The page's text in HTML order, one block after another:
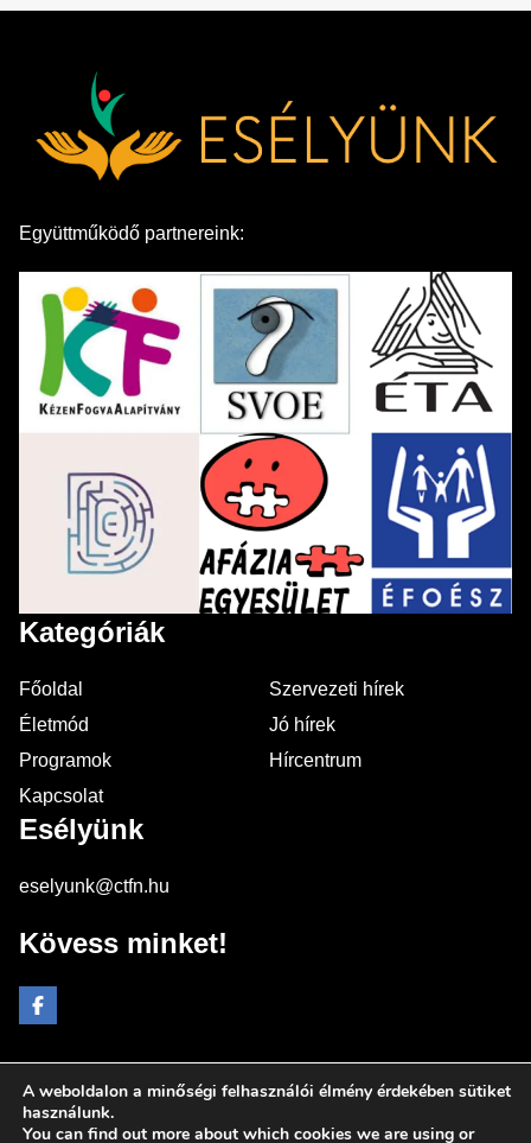
Együttműködő partnereink:
Kategóriák
Főoldal
Szervezeti hírek
Életmód
Jó hírek
Programok
Hírcentrum
Kapcsolat
Esélyünk
eselyunk@ctfn.hu
Kövess minket!
Copyright © 2024 eselyunk.hu. Minden jog fenntartva.
Általános Szerződési Feltételek
A weboldalon a minőségi felhasználói élmény érdekében sütiket
használunk.
You can find out more about which cookies we are using or